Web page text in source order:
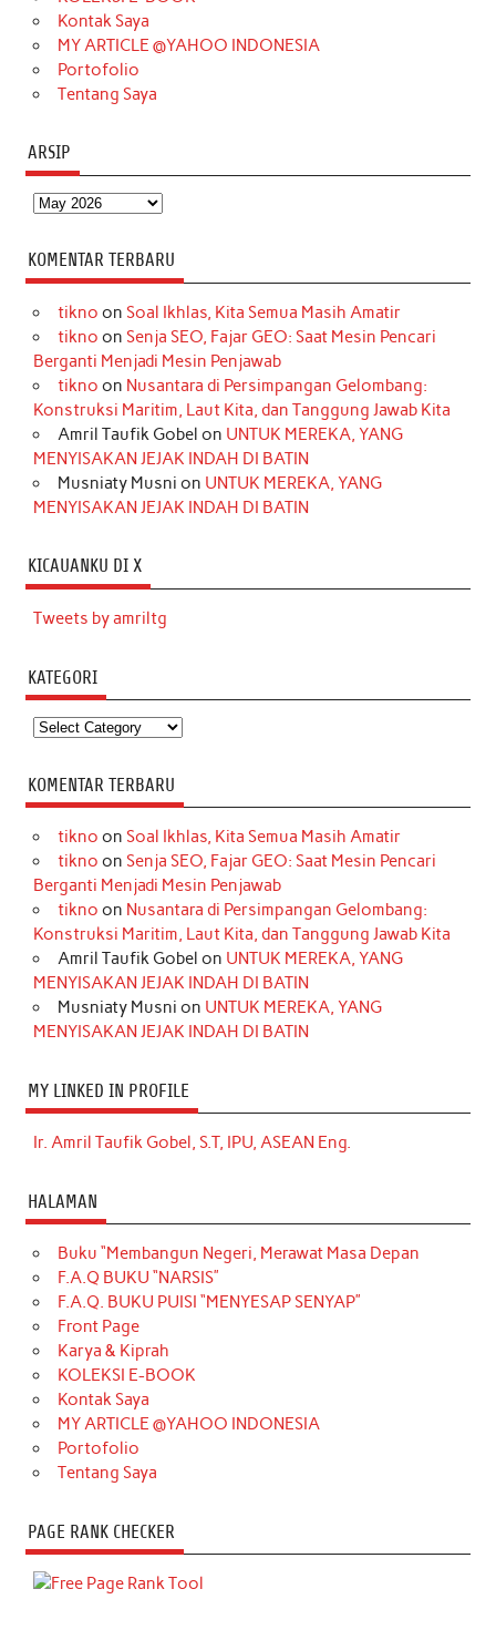
m
Kontak Saya
MY ARTICLE @YAHOO INDONESIA
Portofolio
Tentang Saya
ARSIP
Arsip
KOMENTAR TERBARU
tikno on Soal Ikhlas, Kita Semua Masih Amatir
tikno on Senja SEO, Fajar GEO: Saat Mesin Pencari
Berganti Menjadi Mesin Penjawab
tikno on Nusantara di Persimpangan Gelombang:
Konstruksi Maritim, Laut Kita, dan Tanggung Jawab Kita
Amril Taufik Gobel on UNTUK MEREKA, YANG
MENYISAKAN JEJAK INDAH DI BATIN
Musniaty Musni on UNTUK MEREKA, YANG
MENYISAKAN JEJAK INDAH DI BATIN
KICAUANKU DI X
Tweets by amriltg
KATEGORI
Kategori
KOMENTAR TERBARU
tikno on Soal Ikhlas, Kita Semua Masih Amatir
tikno on Senja SEO, Fajar GEO: Saat Mesin Pencari
Berganti Menjadi Mesin Penjawab
tikno on Nusantara di Persimpangan Gelombang:
Konstruksi Maritim, Laut Kita, dan Tanggung Jawab Kita
Amril Taufik Gobel on UNTUK MEREKA, YANG
MENYISAKAN JEJAK INDAH DI BATIN
Musniaty Musni on UNTUK MEREKA, YANG
MENYISAKAN JEJAK INDAH DI BATIN
MY LINKED IN PROFILE
Ir. Amril Taufik Gobel, S.T, IPU, ASEAN Eng.
HALAMAN
Buku “Membangun Negeri, Merawat Masa Depan
F.A.Q BUKU “NARSIS”
F.A.Q. BUKU PUISI “MENYESAP SENYAP”
Front Page
Karya & Kiprah
KOLEKSI E-BOOK
Kontak Saya
MY ARTICLE @YAHOO INDONESIA
Portofolio
Tentang Saya
PAGE RANK CHECKER